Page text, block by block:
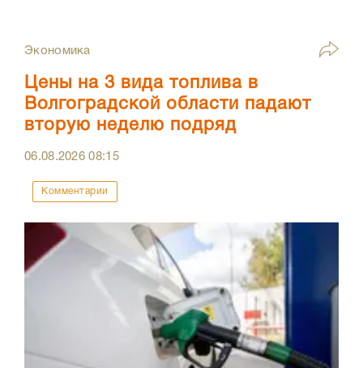
Экономика
Цены на 3 вида топлива в
Волгоградской области падают
вторую неделю подряд
06.08.202608:15
Комментарии